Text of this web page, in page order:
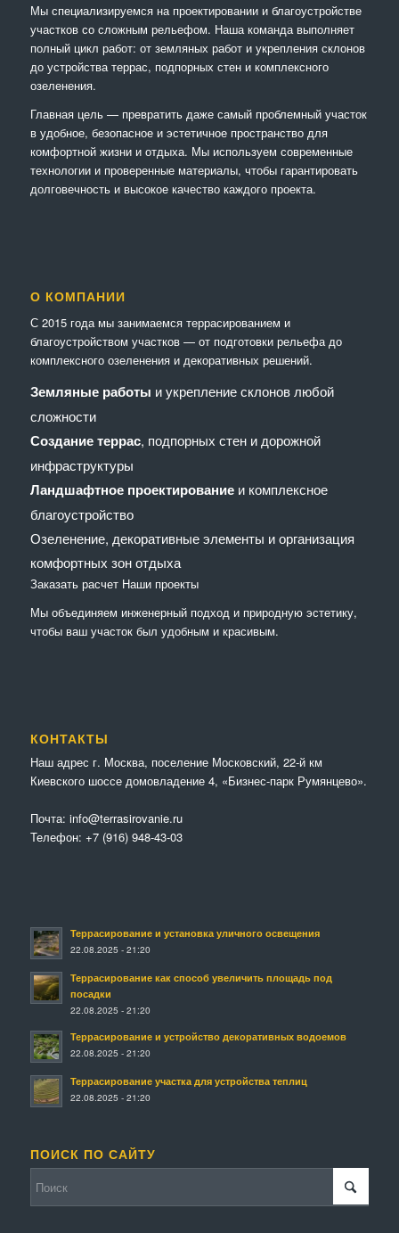
Мы специализируемся на проектировании и благоустройстве
участков со сложным рельефом. Наша команда выполняет
полный цикл работ: от земляных работ и укрепления склонов
до устройства террас, подпорных стен и комплексного
озеленения.
Главная цель — превратить даже самый проблемный участок
в удобное, безопасное и эстетичное пространство для
комфортной жизни и отдыха. Мы используем современные
технологии и проверенные материалы, чтобы гарантировать
долговечность и высокое качество каждого проекта.
О КОМПАНИИ
С 2015 года мы занимаемся террасированием и
благоустройством участков — от подготовки рельефа до
комплексного озеленения и декоративных решений.
Земляные работы и укрепление склонов любой
сложности
Создание террас, подпорных стен и дорожной
инфраструктуры
Ландшафтное проектированиеи комплексное
благоустройство
Озеленение, декоративные элементы и организация
комфортных зон отдыха
Заказать расчет Наши проекты
Мы объединяем инженерный подход и природную эстетику,
чтобы ваш участок был удобным и красивым.
КОНТАКТЫ
Наш адрес г. Москва, поселение Московский, 22-й км
Киевского шоссе домовладение 4, «Бизнес-парк Румянцево».
Почта: info@terrasirovanie.ru
Телефон: +7 (916) 948-43-03
Террасирование и установка уличного освещения
22.08.2025 - 21:20
Террасирование как способ увеличить площадь под
посадки
22.08.2025 - 21:20
Террасирование и устройство декоративных водоемов
22.08.2025 - 21:20
Террасирование участка для устройства теплиц
22.08.2025 - 21:20
ПОИСК ПО САЙТУ